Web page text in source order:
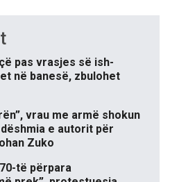
pas vrasjes së ish-
në banesë, zbulohet
vrau me armë shokun
e autorit për
Zuko
të përpara